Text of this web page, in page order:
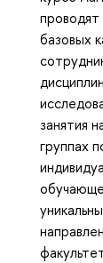
базовых
занятия
группах